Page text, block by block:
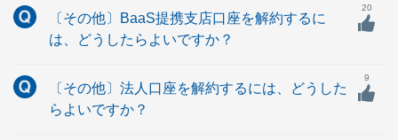
〔その他〕BaaS提携支店口座を解約するに
は、どうしたらよいですか？
20
〔その他〕法人口座を解約するには、どうした
らよいですか？
9